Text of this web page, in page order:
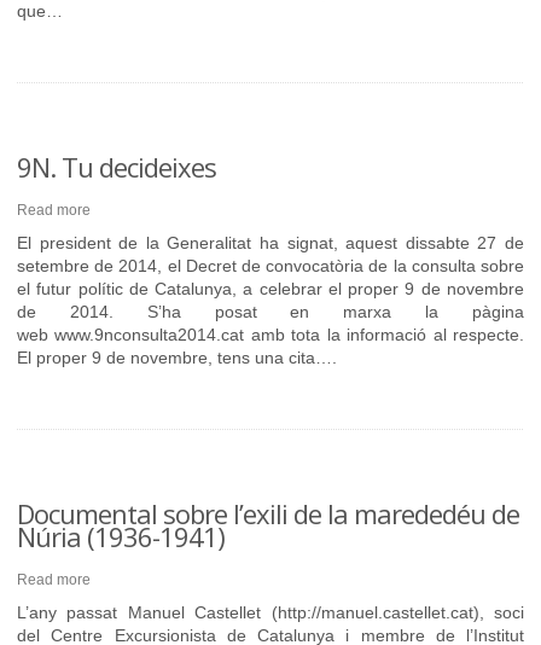
que…
9N. Tu decideixes
Read more
El president de la Generalitat ha signat, aquest dissabte 27 de
setembre de 2014, el Decret de convocatòria de la consulta sobre
el futur polític de Catalunya, a celebrar el proper 9 de novembre
de 2014. S’ha posat en marxa la pàgina
web www.9nconsulta2014.cat amb tota la informació al respecte.
El proper 9 de novembre, tens una cita….
Documental sobre l’exili de la marededéu de
Núria (1936-1941)
Read more
L’any passat Manuel Castellet (http://manuel.castellet.cat), soci
del Centre Excursionista de Catalunya i membre de l’Institut